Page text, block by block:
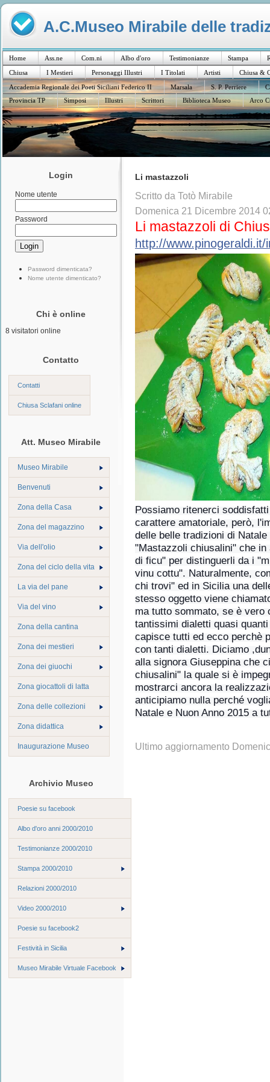
A.C.Museo Mirabile delle
Home Ass.ne Com.ni Albo d'oro Testimonianze Stampa
Chiusa
I Mestieri Personaggi Illustri I Titolati Artisti
Chiusa &
Accademia Regionale dei Poeti Siciliani Federico II
Marsala S. P. Perriere
Provincia TP
Simposi Illustri Scrittori Biblioteca Museo Arco
Login
Nome utente
Password
Password dimenticata?
Nome utente dimenticato?
Chi è online
8 visitatori online
Contatto
Contatti
Chiusa Sclafani online
Att. Museo Mirabile
Museo Mirabile
Benvenuti
Zona della Casa
Zona del magazzino
Via dell'olio
Zona del ciclo della vita
La via del pane
Via del vino
Zona della cantina
Zona dei mestieri
Zona dei giuochi
Zona giocattoli di latta
Zona delle collezioni
Zona didattica
Inaugurazione Museo
Archivio Museo
Poesie su facebook
Albo d'oro anni 2000/2010
Testimonianze 2000/2010
Stampa 2000/2010
Relazioni 2000/2010
Video 2000/2010
Poesie su facebook2
Festività in Sicilia
Museo Mirabile Virtuale Facebook
Li mastazzoli
Scritto da Totò Mirabile
Domenica 21 Dicembre 2014
Li mastazzoli di
http://
Possiamo ritenerci
carattere amatoriale, però,
delle belle tradizioni di
"Mastazzoli chiusalini" che in
di ficu" per distinguerli da i
vinu cottu". Naturalmente,
chi trovi" ed in Sicilia una
stesso oggetto viene
ma tutto sommato, se è
tantissimi dialetti quasi
capisce tutti ed ecco perchè
con tanti dialetti. Diciamo
alla signora Giuseppina che
chiusalini" la quale si è
mostrarci ancora la
anticipiamo nulla perché
Natale e Nuon Anno 2015 a
Ultimo aggiornamento